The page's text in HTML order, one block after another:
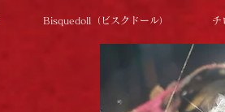
Bisquedoll（ビスクドール） チ